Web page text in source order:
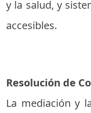
y la salud, y
accesibles.
Resolución de
La mediación y